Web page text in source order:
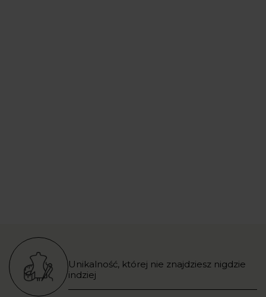
Unikalność, której nie znajdziesz nigdzie
indziej